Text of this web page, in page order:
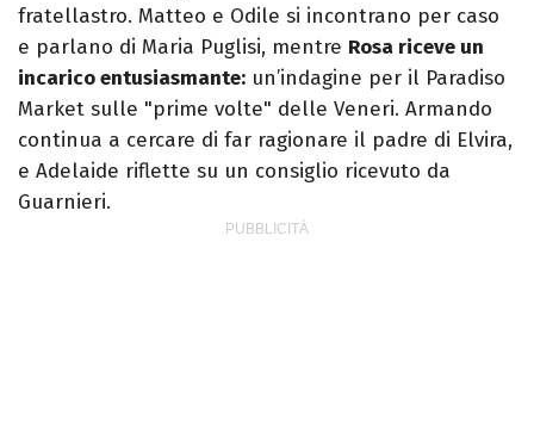
fratellastro. Matteo e Odile si incontrano per caso
e parlano di Maria Puglisi, mentre Rosa riceve un
incarico entusiasmante: un’indagine per il Paradiso
Market sulle "prime volte" delle Veneri. Armando
continua a cercare di far ragionare il padre di Elvira,
e Adelaide riflette su un consiglio ricevuto da
Guarnieri.